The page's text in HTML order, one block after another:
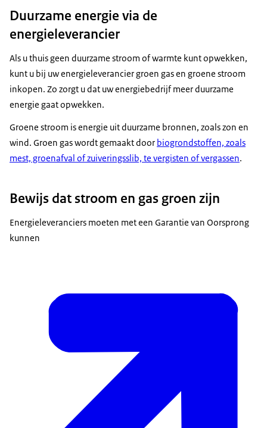
Duurzame energie via de
energieleverancier
Als u thuis geen duurzame stroom of warmte kunt opwekken,
kunt u bij uw energieleverancier groen gas en groene stroom
inkopen. Zo zorgt u dat uw energiebedrijf meer duurzame
energie gaat opwekken.
Groene stroom is energie uit duurzame bronnen, zoals zon en
wind. Groen gas wordt gemaakt door biogrondstoffen, zoals
mest, groenafval of zuiveringsslib, te vergisten of vergassen.
Bewijs dat stroom en gas groen zijn
Energieleveranciers moeten met een Garantie van Oorsprong
kunnen